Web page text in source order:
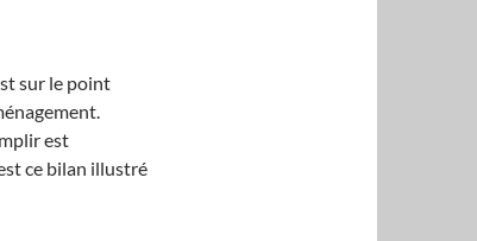
sur le point
est
ce bilan illustré